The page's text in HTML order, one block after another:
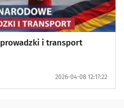
i transport
2026-04-08 12:17:22